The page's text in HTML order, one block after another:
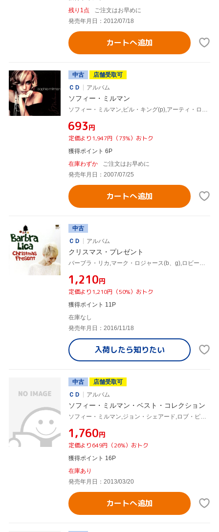
残り1点
ご注文はお早めに
発売年月日：2012/07/18
カートへ追加
中古
店舗受取可
ＣＤ
アルバム
ソフィー・ミルマン
¥693円
定価より1,947円（73%）おトク
獲得ポイント 6P
在庫わずか
ご注文はお早めに
発売年月日：2007/07/25
カートへ追加
中古
ＣＤ
アルバム
クリスマス・プレゼント
¥1,210円
定価より1,210円（50%）おトク
獲得ポイント 11P
在庫なし
発売年月日：2016/11/18
入荷したら知りたい
中古
店舗受取可
ＣＤ
アルバム
ソフィー・ミルマン・ベスト・コレクション
ソフィー・ミルマン,ジョン・シェアード,ロブ・ピッチ,マーク・ロジャース,ダヴィデ・ディレンツォ,Alan Hetherington,ビル・キング,レグ・シュワッガー
¥1,760円
定価より649円（26%）おトク
獲得ポイント 16P
在庫あり
発売年月日：2013/03/20
カートへ追加